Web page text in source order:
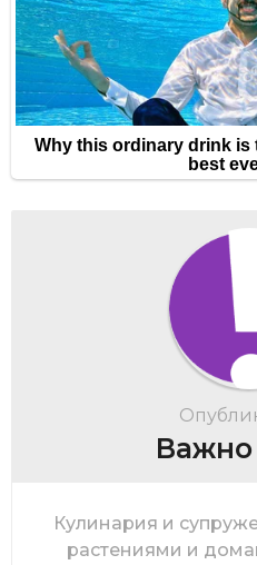
Важно
Кулинария и
растениями и